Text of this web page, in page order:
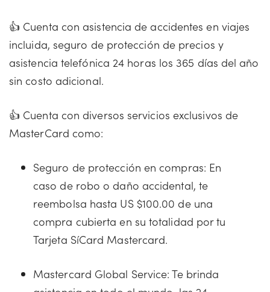
👍 Cuenta con asistencia de accidentes en viajes
incluida, seguro de protección de precios y
asistencia telefónica 24 horas los 365 días del año
sin costo adicional.
👍 Cuenta con diversos servicios exclusivos de
MasterCard como:
Seguro de protección en compras: En
caso de robo o daño accidental, te
reembolsa hasta US $100.00 de una
compra cubierta en su totalidad por tu
Tarjeta SíCard Mastercard.
Mastercard Global Service: Te brinda